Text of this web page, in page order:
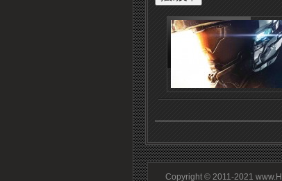
Copyright © 2011-2021